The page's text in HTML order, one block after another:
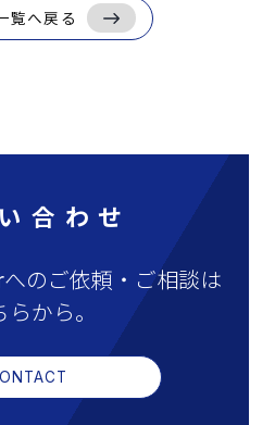
覧へ戻る
合わせ
のご依頼・ご相談は
らから。